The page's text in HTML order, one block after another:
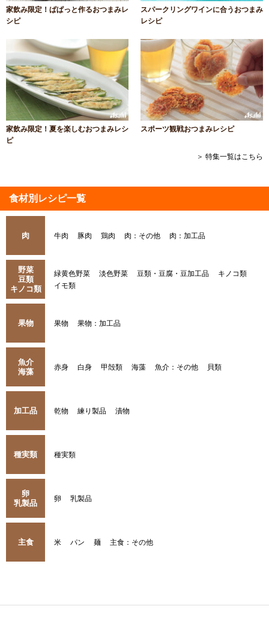
家飲み限定！ぱぱっと作るおつまみレ
シピ
スパークリングワインに合うおつまみ
レシピ
家飲み限定！夏を楽しむおつまみレシ
ピ
スポーツ観戦おつまみレシピ
＞ 特集一覧はこちら
食材別レシピ一覧
肉 牛肉 豚肉 鶏肉 肉：その他 肉：加工品
野菜
豆類
キノコ類
緑黄色野菜 淡色野菜 豆類・豆腐・豆加工品
キノコ類
イモ類
果物 果物 果物：加工品
魚介
海藻
赤身 白身 甲殻類 海藻 魚介：その他 貝類
加工品 乾物 練り製品 漬物
種実類 種実類
卵
乳製品
卵 乳製品
主食 米 パン 麺 主食：その他